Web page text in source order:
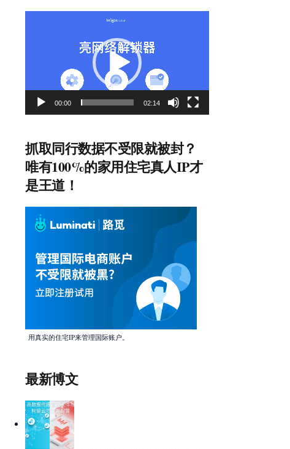
器
00:00 02:14
抓取同行数据不受限就被封？
唯有100%的家用住宅真人IP才
是王道！
用真实的住宅IP来管理国际账户。
最新博文